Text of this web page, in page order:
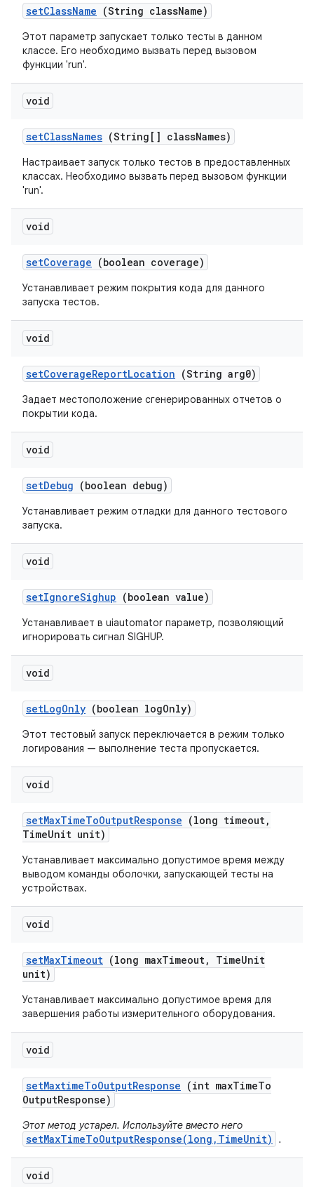
setClassName (String className)
Этот параметр запускает только тесты в данном
классе. Его необходимо вызвать перед вызовом
функции 'run'.
void
setClassNames (String[] classNames)
Настраивает запуск только тестов в предоставленных
классах. Необходимо вызвать перед вызовом функции
'run'.
void
setCoverage (boolean coverage)
Устанавливает режим покрытия кода для данного
запуска тестов.
void
setCoverageReportLocation (String arg0)
Задает местоположение сгенерированных отчетов о
покрытии кода.
void
setDebug (boolean debug)
Устанавливает режим отладки для данного тестового
запуска.
void
setIgnoreSighup (boolean value)
Устанавливает в uiautomator параметр, позволяющий
игнорировать сигнал SIGHUP.
void
setLogOnly (boolean logOnly)
Этот тестовый запуск переключается в режим только
логирования — выполнение теста пропускается.
void
setMaxTimeToOutputResponse (long timeout,
TimeUnit unit)
Устанавливает максимально допустимое время между
выводом команды оболочки, запускающей тесты на
устройствах.
void
setMaxTimeout (long maxTimeout, TimeUnit
unit)
Устанавливает максимально допустимое время для
завершения работы измерительного оборудования.
void
setMaxtimeToOutputResponse (int maxTimeTo
OutputResponse)
Этот метод устарел. Используйте вместо него
setMaxTimeToOutputResponse(long,TimeUnit) .
void